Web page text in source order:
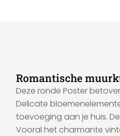
Romantische
Deze ronde Poster
Delicate
toevoeging aan je huis.
Vooral het charmante